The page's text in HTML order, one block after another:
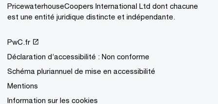
PricewaterhouseCoopers International Ltd dont chacune
est une entité juridique distincte et indépendante.
PwC.fr
Déclaration d’accessibilité : Non conforme
Schéma pluriannuel de mise en accessibilité
Mentions
Information sur les cookies